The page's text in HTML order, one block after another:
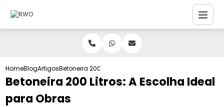
HomeBlogArtigosBetoneira 200 Litros: A Escolha Ideal para Obras
Betoneira 200 Litros: A Escolha Ideal
para Obras